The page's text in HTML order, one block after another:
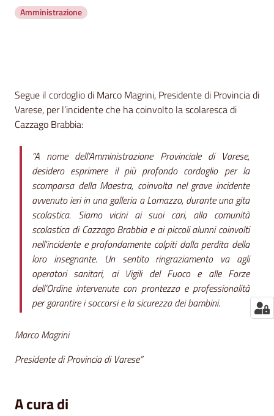
Amministrazione
Contenuto
Segue il cordoglio di Marco Magrini, Presidente di Provincia di
Varese, per l’incidente che ha coinvolto la scolaresca di
Cazzago Brabbia:
“A nome dell’Amministrazione Provinciale di Varese,
desidero esprimere il più profondo cordoglio per la
scomparsa della Maestra, coinvolta nel grave incidente
avvenuto ieri in una galleria a Lomazzo, durante una gita
scolastica. Siamo vicini ai suoi cari, alla comunità
scolastica di Cazzago Brabbia e ai piccoli alunni coinvolti
nell'incidente e profondamente colpiti dalla perdita della
loro insegnante. Un sentito ringraziamento va agli
operatori sanitari, ai Vigili del Fuoco e alle Forze
dell’Ordine intervenute con prontezza e professionalità
per garantire i soccorsi e la sicurezza dei bambini.
Marco Magrini
Presidente di Provincia di Varese”
A cura di